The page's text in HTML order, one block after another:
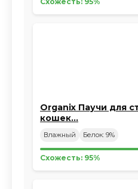
Organix Паучи для
кошек…
Влажный Белок: 9%
Схожесть: 95%